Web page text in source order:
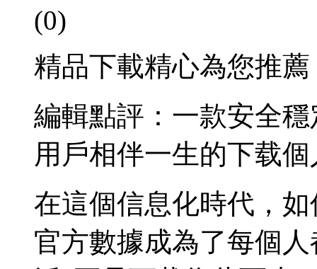
(0)
精品下載精心為您推薦
編輯點評：一款安全
用戶相伴一生的下载個
在這個信息化時代，
官方數據成為了每個